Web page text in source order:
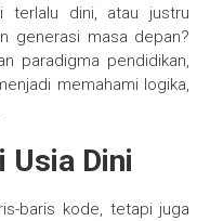
terlalu dini, atau justru
generasi masa depan?
paradigma pendidikan,
memahami logika,
Usia Dini
baris kode, tetapi juga